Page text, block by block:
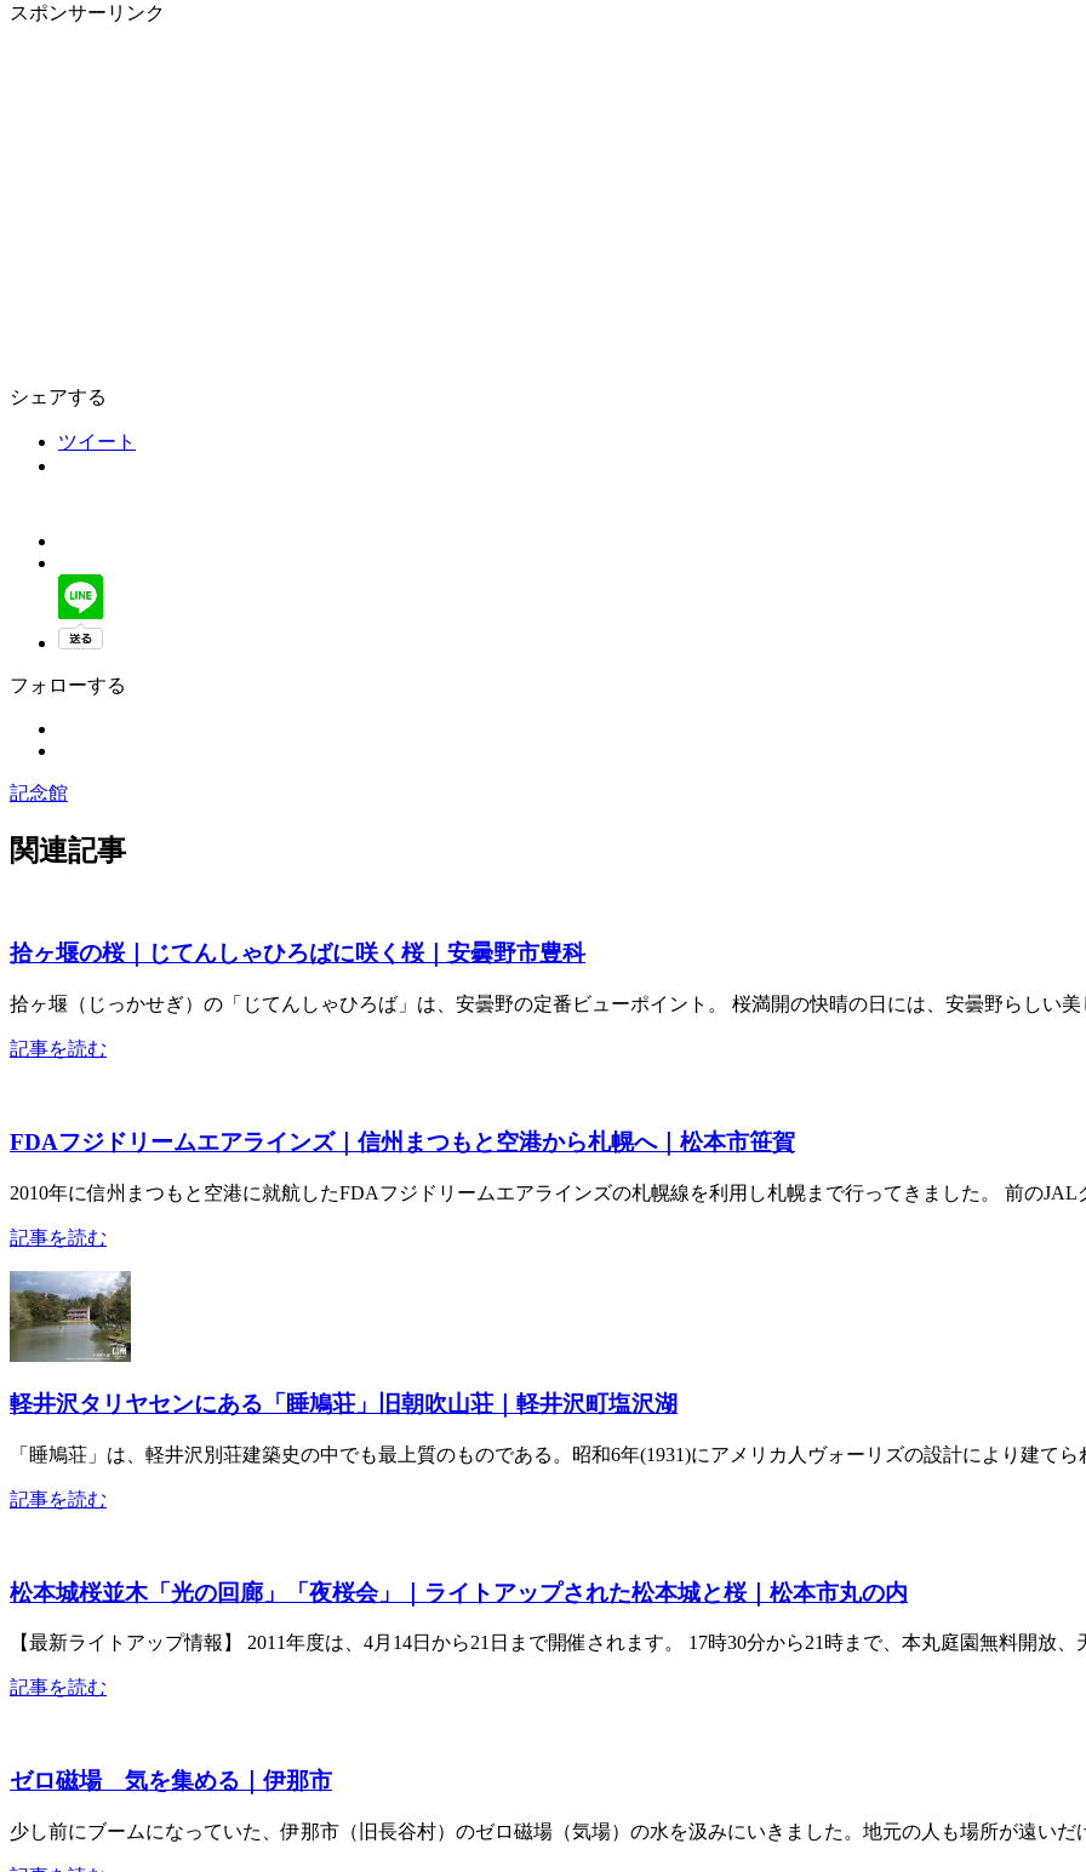
スポンサーリンク
シェアする
ツイート
フォローする
記念館
関連記事
拾ヶ堰の桜｜じてんしゃひろばに咲く桜｜安曇野市豊科
拾ヶ堰（じっかせぎ）の「じてんしゃひろば」は、安曇野の定番ビューポイント。 桜満開の快晴の日には、安曇野らしい
記事を読む
FDAフジドリームエアラインズ｜信州まつもと空港から札幌へ｜松本市笹賀
2010年に信州まつもと空港に就航したFDAフジドリームエアラインズの札幌線を利用し札幌まで行ってきました。 前のJAL
記事を読む
軽井沢タリヤセンにある「睡鳩荘」旧朝吹山荘｜軽井沢町塩沢湖
「睡鳩荘」は、軽井沢別荘建築史の中でも最上質のものである。昭和6年(1931)にアメリカ人ヴォーリズの設計により建て
記事を読む
松本城桜並木「光の回廊」「夜桜会」｜ライトアップされた松本城と桜｜松本市丸の内
【最新ライトアップ情報】 2011年度は、4月14日から21日まで開催されます。 17時30分から21時まで、本丸庭園無料開放、
記事を読む
ゼロ磁場 気を集める｜伊那市
少し前にブームになっていた、伊那市（旧長谷村）のゼロ磁場（気場）の水を汲みにいきました。地元の人も場所が遠いだ